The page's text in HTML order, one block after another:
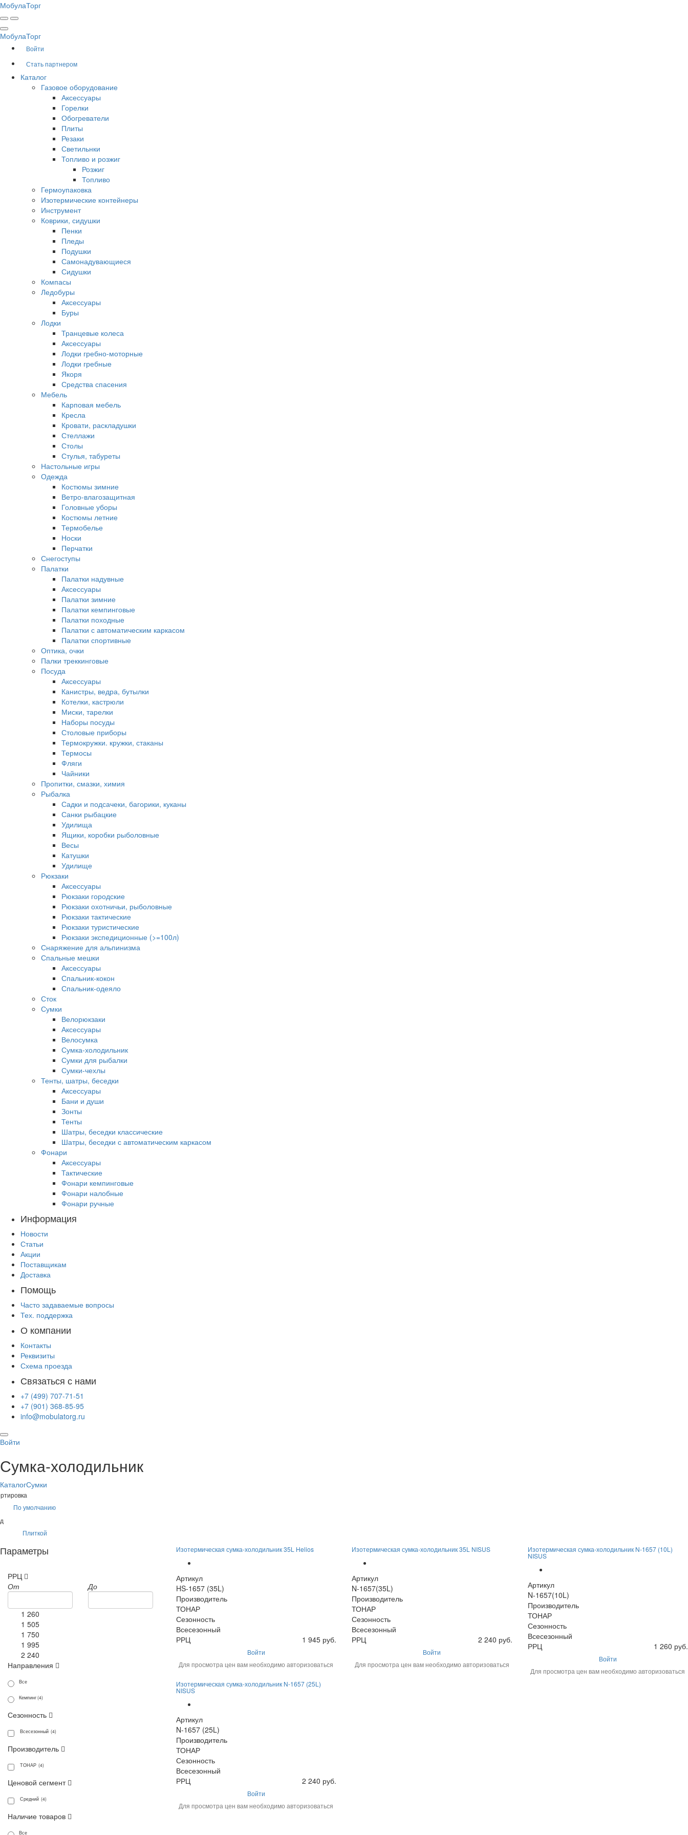
МобулаТорг
МобулаТорг
Войти
Стать партнером
Каталог
Газовое оборудование
Аксессуары
Горелки
Обогреватели
Плиты
Резаки
Светильнки
Топливо и розжиг
Розжиг
Топливо
Гермоупаковка
Изотермические контейнеры
Инструмент
Коврики, сидушки
Пенки
Пледы
Подушки
Самонадувающиеся
Сидушки
Компасы
Ледобуры
Аксессуары
Буры
Лодки
Транцевые колеса
Аксессуары
Лодки гребно-моторные
Лодки гребные
Якоря
Средства спасения
Мебель
Карповая мебель
Кресла
Кровати, раскладушки
Стеллажи
Столы
Стулья, табуреты
Настольные игры
Одежда
Костюмы зимние
Ветро-влагозащитная
Головные уборы
Костюмы летние
Термобелье
Носки
Перчатки
Снегоступы
Палатки
Палатки надувные
Аксессуары
Палатки зимние
Палатки кемпинговые
Палатки походные
Палатки с автоматическим каркасом
Палатки спортивные
Оптика, очки
Палки треккинговые
Посуда
Аксессуары
Канистры, ведра, бутылки
Котелки, кастрюли
Миски, тарелки
Наборы посуды
Столовые приборы
Термокружки. кружки, стаканы
Термосы
Фляги
Чайники
Пропитки, смазки, химия
Рыбалка
Садки и подсачеки, багорики, куканы
Санки рыбацкие
Удилища
Ящики, коробки рыболовные
Весы
Катушки
Удилище
Рюкзаки
Аксессуары
Рюкзаки городские
Рюкзаки охотничьи, рыболовные
Рюкзаки тактические
Рюкзаки туристические
Рюкзаки экспедиционные (>=100л)
Снаряжение для альпинизма
Спальные мешки
Аксессуары
Спальник-кокон
Спальник-одеяло
Сток
Сумки
Велорюкзаки
Аксессуары
Велосумка
Сумка-холодильник
Сумки для рыбалки
Сумки-чехлы
Тенты, шатры, беседки
Аксессуары
Бани и души
Зонты
Тенты
Шатры, беседки классические
Шатры, беседки с автоматическим каркасом
Фонари
Аксессуары
Тактические
Фонари кемпинговые
Фонари налобные
Фонари ручные
Информация
Новости
Статьи
Акции
Поставщикам
Доставка
Помощь
Часто задаваемые вопросы
Тех. поддержка
О компании
Контакты
Реквизиты
Схема проезда
Связаться с нами
+7 (499) 707-71-51
+7 (901) 368-85-95
info@mobulatorg.ru
Войти
Сумка-холодильник
КаталогСумки
По умолчанию
Плиткой
Параметры
РРЦ
От
До
1 260
1 505
1 750
1 995
2 240
Направления
Все
Кемпинг (4)
Сезонность
Всесезонный (4)
Производитель
ТОНАР (4)
Ценовой сегмент
Средний (4)
Наличие товаров
Все
Изотермическая сумка-холодильник 35L Helios
Артикул
HS-1657 (35L)
Производитель
ТОНАР
Сезонность
Всесезонный
РРЦ
1 945 руб.
Войти
Для просмотра цен вам необходимо авторизоваться
Изотермическая сумка-холодильник 35L NISUS
Артикул
N-1657(35L)
Производитель
ТОНАР
Сезонность
Всесезонный
РРЦ
2 240 руб.
Войти
Для просмотра цен вам необходимо авторизоваться
Изотермическая сумка-холодильник N-1657 (10L)
NISUS
Артикул
N-1657(10L)
Производитель
ТОНАР
Сезонность
Всесезонный
РРЦ
1 260 руб.
Войти
Для просмотра цен вам необходимо авторизоваться
Изотермическая сумка-холодильник N-1657 (25L)
NISUS
Артикул
N-1657 (25L)
Производитель
ТОНАР
Сезонность
Всесезонный
РРЦ
2 240 руб.
Войти
Для просмотра цен вам необходимо авторизоваться